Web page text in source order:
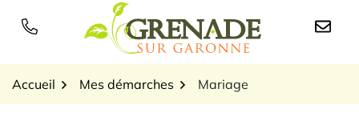
Logo Grenade sur
Accueil Mes démarches Mariage